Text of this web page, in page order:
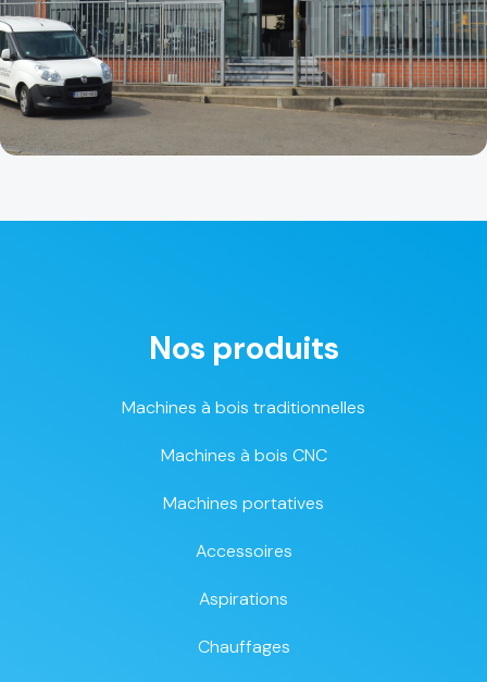
Nos produits
Machines à bois traditionnelles
Machines à bois CNC
Machines portatives
Accessoires
Aspirations
Chauffages